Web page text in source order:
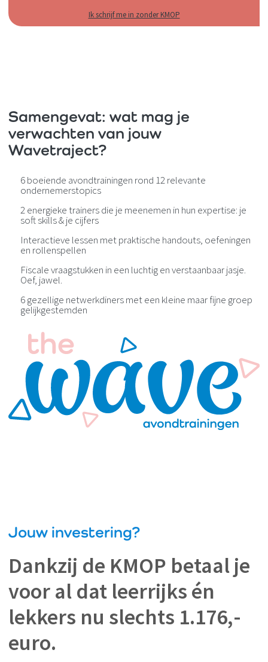
Ik schrijf me in zonder KMOP
Samengevat: wat mag je
verwachten van jouw
Wavetraject?
6 boeiende avondtrainingen rond 12 relevante
ondernemerstopics
2 energieke trainers die je meenemen in hun expertise: je
soft skills & je cijfers
Interactieve lessen met praktische handouts, oefeningen
en rollenspellen
Fiscale vraagstukken in een luchtig en verstaanbaar jasje.
Oef, jawel.
6 gezellige netwerkdiners met een kleine maar fijne groep
gelijkgestemden
Jouw investering?
Dankzij de KMOP betaal je
voor al dat leerrijks én
lekkers nu slechts 1.176,-
euro.